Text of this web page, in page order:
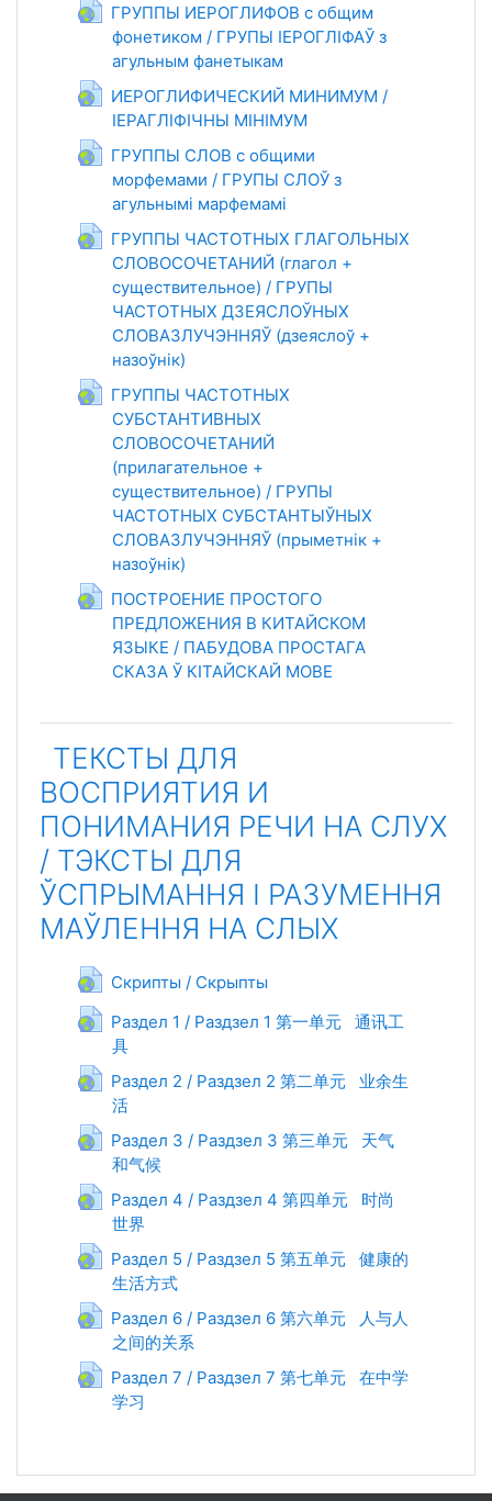
ГРУППЫ ИЕРОГЛИФОВ с общим
фонетиком / ГРУПЫ ІЕРОГЛІФАЎ з
агульным фанетыкамГиперссылка
ИЕРОГЛИФИЧЕСКИЙ МИНИМУМ /
ІЕРАГЛІФІЧНЫ МІНІМУМГиперссылка
ГРУППЫ СЛОВ с общими
морфемами / ГРУПЫ СЛОЎ з
агульнымі марфемаміГиперссылка
ГРУППЫ ЧАСТОТНЫХ ГЛАГОЛЬНЫХ
СЛОВОСОЧЕТАНИЙ (глагол +
существительное) / ГРУПЫ
ЧАСТОТНЫХ ДЗЕЯСЛОЎНЫХ
СЛОВАЗЛУЧЭННЯЎ (дзеяслоў +
назоўнік)Гиперссылка
ГРУППЫ ЧАСТОТНЫХ
СУБСТАНТИВНЫХ
СЛОВОСОЧЕТАНИЙ
(прилагательное +
существительное) / ГРУПЫ
ЧАСТОТНЫХ СУБСТАНТЫЎНЫХ
СЛОВАЗЛУЧЭННЯЎ (прыметнік +
назоўнік)Гиперссылка
ПОСТРОЕНИЕ ПРОСТОГО
ПРЕДЛОЖЕНИЯ В КИТАЙСКОМ
ЯЗЫКЕ / ПАБУДОВА ПРОСТАГА
СКАЗА Ў КІТАЙСКАЙ МОВЕГиперссылка
ТЕКСТЫ ДЛЯ
ВОСПРИЯТИЯ И
ПОНИМАНИЯ РЕЧИ НА СЛУХ
/ ТЭКСТЫ ДЛЯ
ЎСПРЫМАННЯ І РАЗУМЕННЯ
МАЎЛЕННЯ НА СЛЫХ
Скрипты / СкрыптыГиперссылка
Раздел 1 / Раздзел 1 第一单元 通讯工
具
Гиперссылка
Раздел 2 / Раздзел 2 第二单元 业余生
活
Гиперссылка
Раздел 3 / Раздзел 3 第三单元 天气
和气候
Гиперссылка
Раздел 4 / Раздзел 4 第四单元 时尚
世界
Гиперссылка
Раздел 5 / Раздзел 5 第五单元 健康的
生活方式Гиперссылка
Раздел 6 / Раздзел 6 第六单元 人与人
之间的关系Гиперссылка
Раздел 7 / Раздзел 7 第七单元 在中学
学习
Гиперссылка